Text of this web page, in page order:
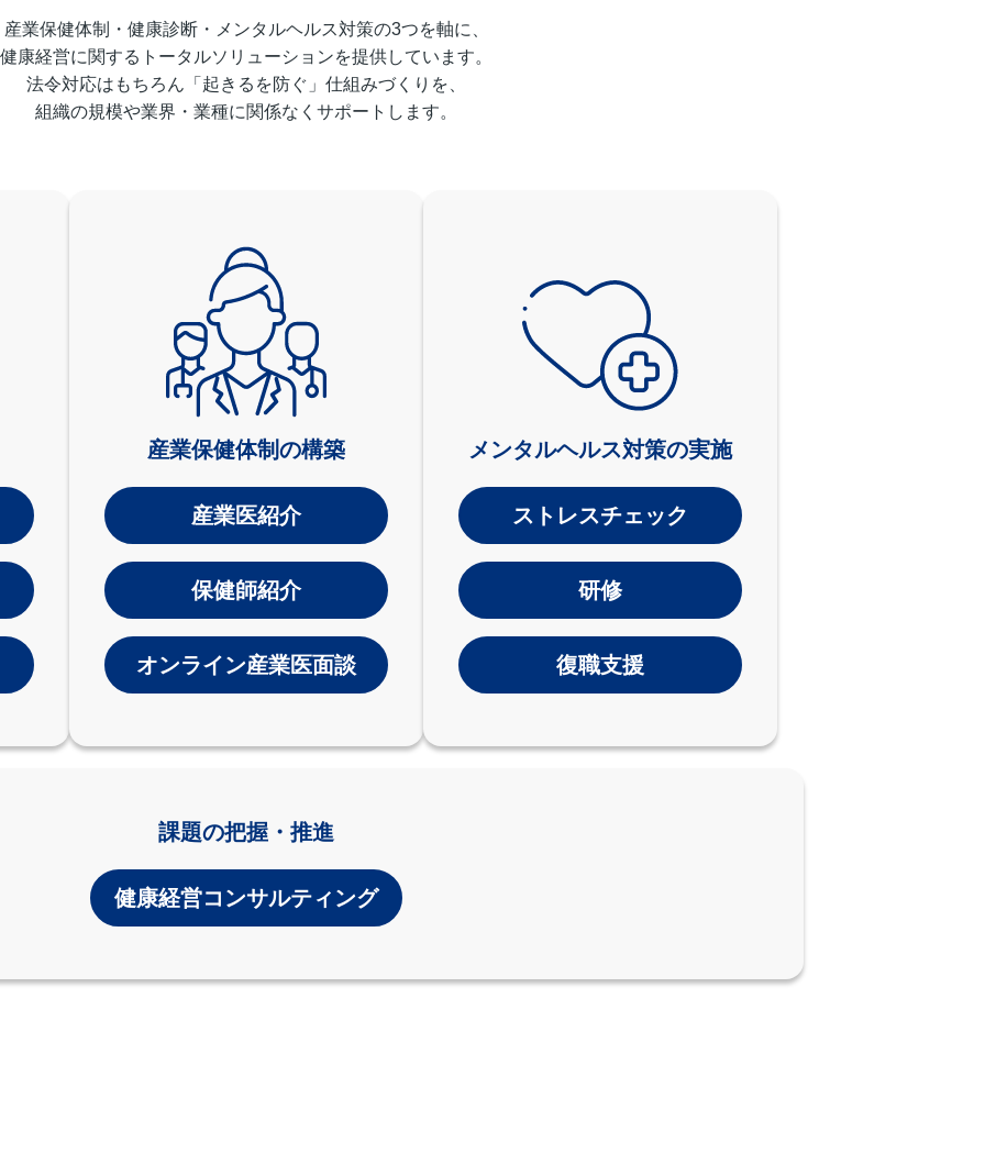
産業保健体制・健康診断・メンタルヘルス対策の3つを軸に、
健康経営に関するトータルソリューションを提供しています。
法令対応はもちろん「起きるを防ぐ」仕組みづくりを、
組織の規模や業界・業種に関係なくサポートします。
産業保健体制の構築
産業医紹介
保健師紹介
オンライン産業医面談
メンタルヘルス対策の実施
ストレスチェック
研修
復職支援
課題の把握・推進
健康経営コンサルティング